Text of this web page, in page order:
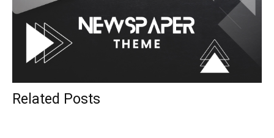
Related Posts